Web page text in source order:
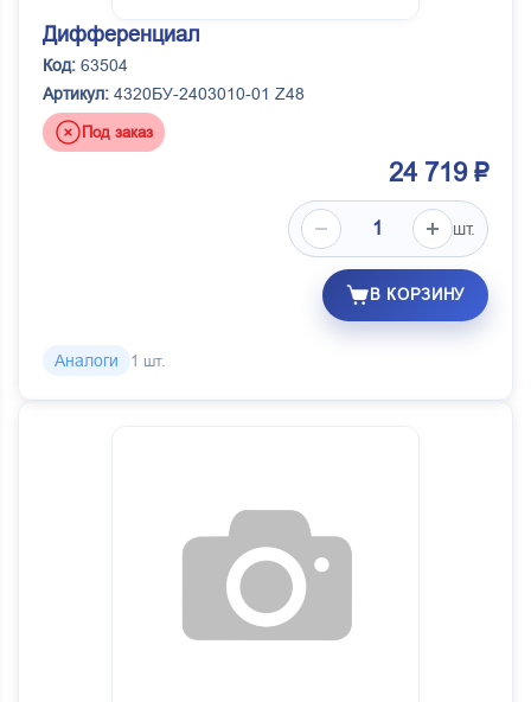
Дифференциал
Код: 63504
Артикул: 4320БУ-2403010-01 Z48
Под заказ
24 719 ₽
шт.
В КОРЗИНУ
Аналоги 1 шт.